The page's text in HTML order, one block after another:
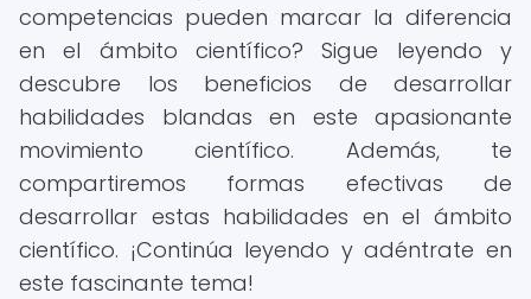
competencias pueden marcar la diferencia
en el ámbito científico? Sigue leyendo y
descubre los beneficios de desarrollar
habilidades blandas en este apasionante
movimiento científico. Además, te
compartiremos formas efectivas de
desarrollar estas habilidades en el ámbito
científico. ¡Continúa leyendo y adéntrate en
este fascinante tema!